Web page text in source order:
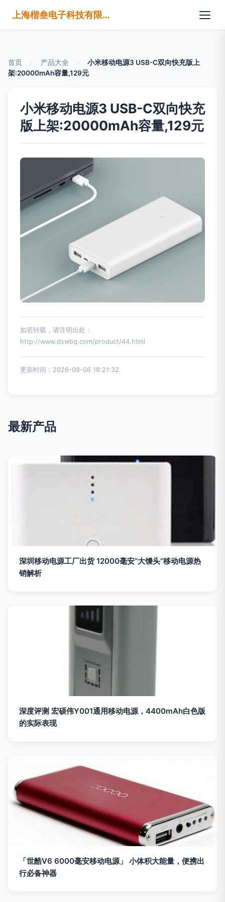
上海楷叁电子科技有限公司
首页 产品大全
小米移动电源3 USB-C双向快充版上
架:20000mAh容量,129元
小米移动电源3 USB-C双向快充
版上架:20000mAh容量,129元
如若转载，请注明出处：
http://www.dswbq.com/product/44.html
更新时间：2026-08-06 18:21:32
最新产品
深圳移动电源工厂出货 12000毫安“大馒头”移动电源热
销解析
深度评测 宏硕伟Y001通用移动电源，4400mAh白色版
的实际表现
「世酷V6 6000毫安移动电源」 小体积大能量，便携出
行必备神器